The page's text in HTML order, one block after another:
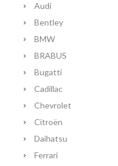
Audi
Bentley
BMW
BRABUS
Bugatti
Cadillac
Chevrolet
Citroën
Daihatsu
Ferrari